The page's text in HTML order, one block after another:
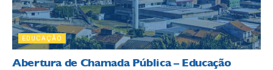
EDUCAÇÃO
Abertura de Chamada Pública – Educação